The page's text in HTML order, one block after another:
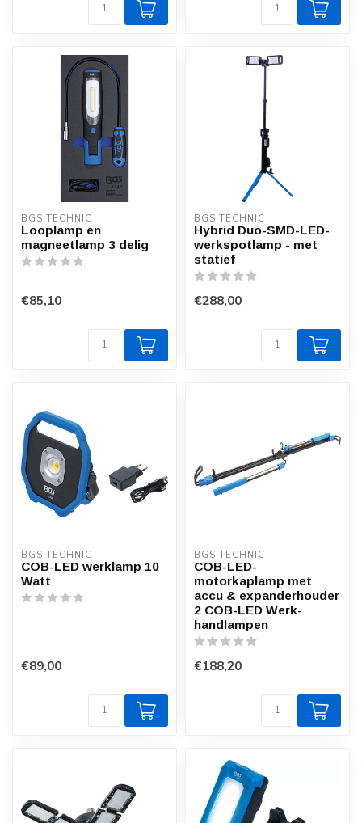
BGS TECHNIC
Looplamp en
magneetlamp 3 delig
€85,10
BGS TECHNIC
Hybrid Duo-SMD-LED-
werkspotlamp - met
statief
€288,00
BGS TECHNIC
COB-LED werklamp 10
Watt
€89,00
BGS TECHNIC
COB-LED-
motorkaplamp met
accu & expanderhouder
2 COB-LED Werk-
handlampen
€188,20